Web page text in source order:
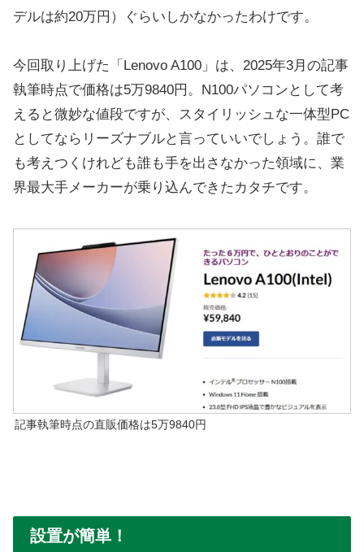
デルは約20万円）ぐらいしかなかったわけです。
今回取り上げた「Lenovo A100」は、2025年3月の記事
執筆時点で価格は5万9840円。N100パソコンとして考
えると微妙な値段ですが、スタイリッシュな一体型PC
としてならリーズナブルと言っていいでしょう。誰で
も考えつくけれども誰も手を出さなかった領域に、業
界最大手メーカーが乗り込んできたカタチです。
記事執筆時点の直販価格は5万9840円
設置が簡単！